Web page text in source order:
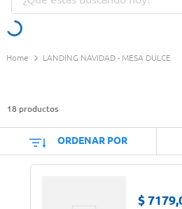
LANDING NAVIDAD - MESA DULCE
18 productos
ORDENAR POR
$ 7179,
Términos más
Yerba
Doves
Jabon Tocador